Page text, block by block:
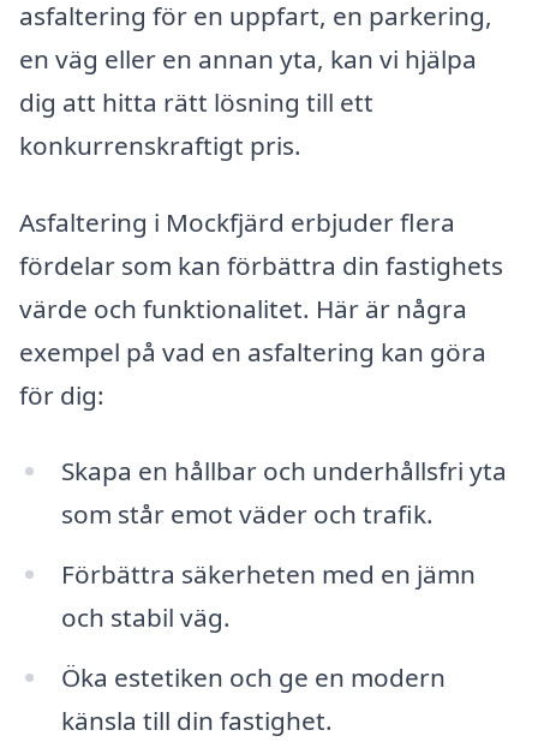
asfaltering för en uppfart, en parkering,
en väg eller en annan yta, kan vi hjälpa
dig att hitta rätt lösning till ett
konkurrenskraftigt pris.
Asfaltering i Mockfjärd erbjuder flera
fördelar som kan förbättra din fastighets
värde och funktionalitet. Här är några
exempel på vad en asfaltering kan göra
för dig:
Skapa en hållbar och underhållsfri yta
som står emot väder och trafik.
Förbättra säkerheten med en jämn
och stabil väg.
Öka estetiken och ge en modern
känsla till din fastighet.